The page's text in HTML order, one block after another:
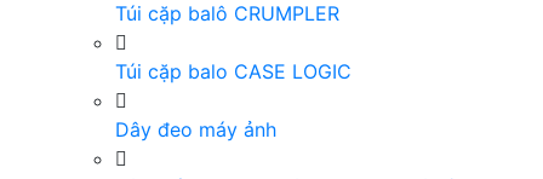
Túi cặp balô CRUMPLER
Túi cặp balo CASE LOGIC
Dây đeo máy ảnh